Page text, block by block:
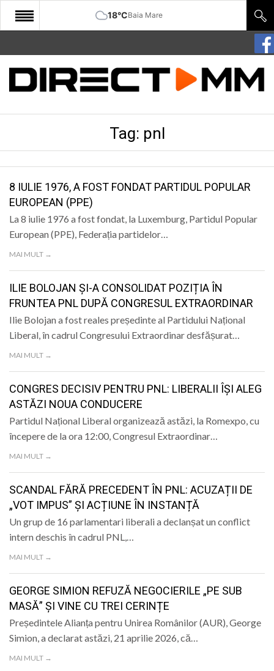
18°CBaia Mare
START
COMUNITATE
SANATATE
SPORT
SPECIAL
POLITIC
LIFE
Tag: pnl
8 IULIE 1976, A FOST FONDAT PARTIDUL POPULAR
EUROPEAN (PPE)
La 8 iulie 1976 a fost fondat, la Luxemburg, Partidul Popular
European (PPE), Federația partidelor…
MAI MULT →
ILIE BOLOJAN ȘI-A CONSOLIDAT POZIȚIA ÎN
FRUNTEA PNL DUPĂ CONGRESUL EXTRAORDINAR
Ilie Bolojan a fost reales președinte al Partidului Național
Liberal, în cadrul Congresului Extraordinar desfășurat…
MAI MULT →
CONGRES DECISIV PENTRU PNL: LIBERALII ÎȘI ALEG
ASTĂZI NOUA CONDUCERE
Partidul Național Liberal organizează astăzi, la Romexpo, cu
începere de la ora 12:00, Congresul Extraordinar…
MAI MULT →
SCANDAL FĂRĂ PRECEDENT ÎN PNL: ACUZAȚII DE
„VOT IMPUS” ȘI ACȚIUNE ÎN INSTANȚĂ
Un grup de 16 parlamentari liberali a declanșat un conflict
intern deschis în cadrul PNL,…
MAI MULT →
GEORGE SIMION REFUZĂ NEGOCIERILE „PE SUB
MASĂ” ȘI VINE CU TREI CERINȚE
Președintele Alianța pentru Unirea Românilor (AUR), George
Simion, a declarat astăzi, 21 aprilie 2026, că…
MAI MULT →